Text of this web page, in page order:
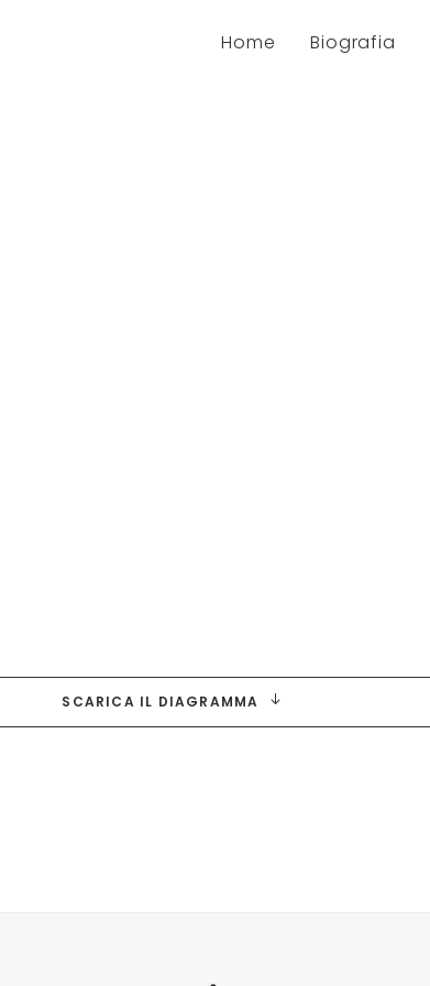
Home Biografia
SCARICA IL DIAGRAMMA